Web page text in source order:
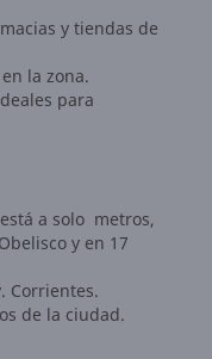
y tiendas de
la zona.
para
a solo metros,
y en 17
Corrientes.
de la ciudad.